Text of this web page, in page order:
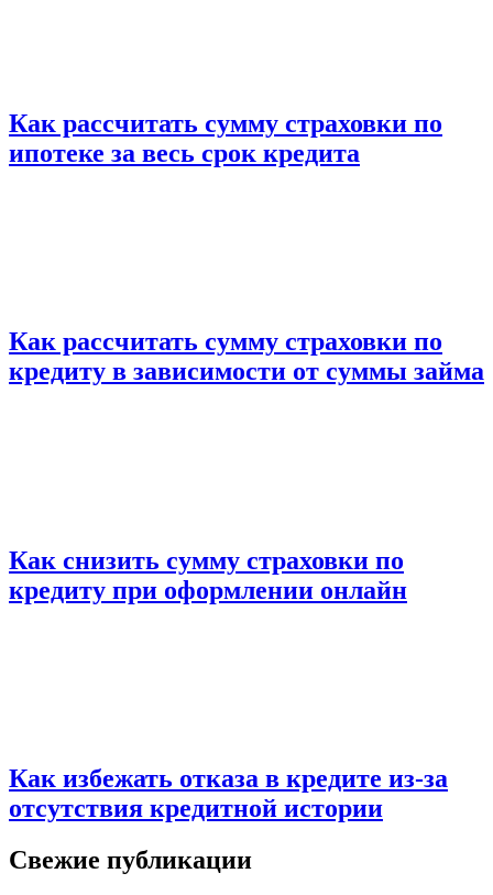
Как рассчитать сумму страховки по
ипотеке за весь срок кредита
Как рассчитать сумму страховки по
кредиту в зависимости от суммы займа
Как снизить сумму страховки по
кредиту при оформлении онлайн
Как избежать отказа в кредите из-за
отсутствия кредитной истории
Свежие публикации